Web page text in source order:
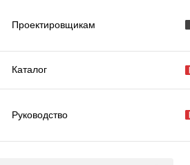
Проектировщикам
Каталог
Руководство